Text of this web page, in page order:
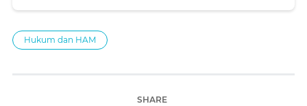
Hukum dan HAM
SHARE